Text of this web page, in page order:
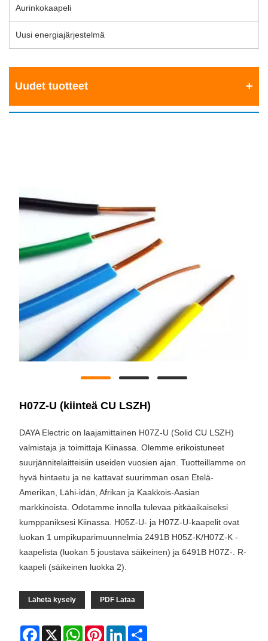
Aurinkokaapeli
Uusi energiajärjestelmä
Uudet tuotteet
H07Z-U (kiinteä CU LSZH)
DAYA Electric on laajamittainen H07Z-U (Solid CU LSZH)
valmistaja ja toimittaja Kiinassa. Olemme erikoistuneet
suurjännitelaitteisiin useiden vuosien ajan. Tuotteillamme on
hyvä hintaetu ja ne kattavat suurimman osan Etelä-
Amerikan, Lähi-idän, Afrikan ja Kaakkois-Aasian
markkinoista. Odotamme innolla tulevaa pitkäaikaiseksi
kumppaniksesi Kiinassa. H05Z-U- ja H07Z-U-kaapelit ovat
luokan 1 umpikuparimuunnelmia 2491B H05Z-K/H07Z-K -
kaapelista (luokan 5 joustava säikeinen) ja 6491B H07Z-. R-
kaapeli (säikeinen luokka 2).
Lähetä kysely PDF Lataa
Facebook
X WhatsAppPinterestLinkedIn